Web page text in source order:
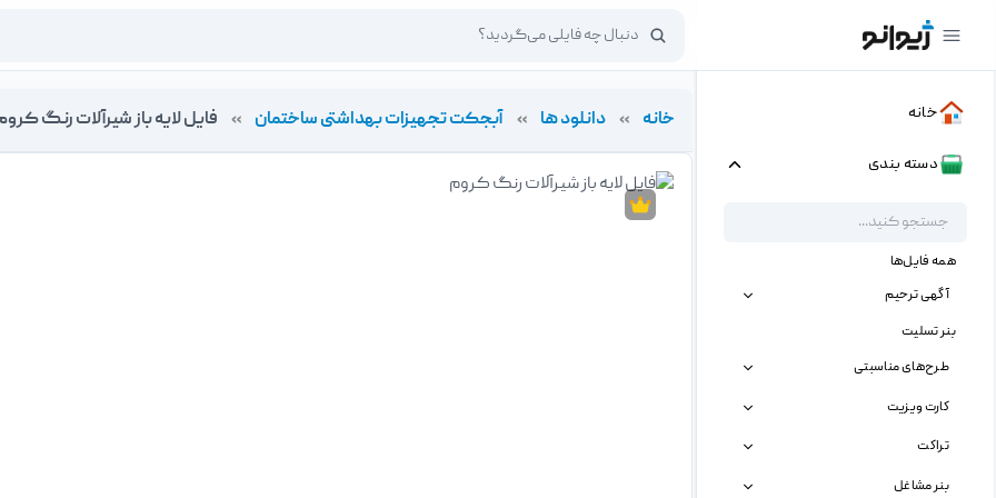
خانه
دسته بندی
همه فایل‌ها
آگهی ترحیم
بنر تسلیت
طرح‌های مناسبتی
کارت ویزیت
تراکت
بنر مشاغل
خانه » دانلود ها » آبجکت تجهیزات بهداشتی ساختمان » فایل لایه باز شیرآلات رنگ